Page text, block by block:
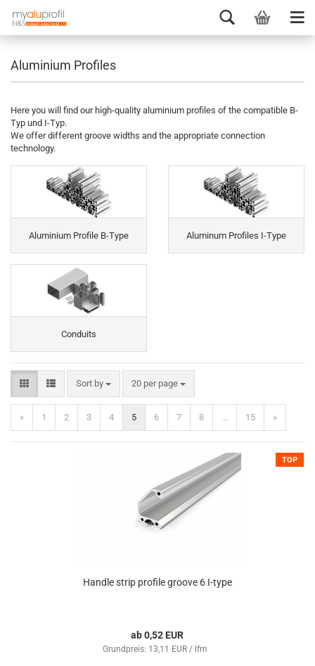
Aluminium Profiles
Here you will find our high-quality aluminium profiles of the compatible B-
Typ und I-Typ.
We offer different groove widths and the appropriate connection
technology.
Aluminium Profile B-Type Aluminum Profiles I-Type
Conduits
Sort by 20 per page
« 1 2 3 4 5 6 7 8 ... 15 »
TOP
Handle strip profile groove 6 I-type
ab 0,52 EUR
Grundpreis: 13,11 EUR / lfm